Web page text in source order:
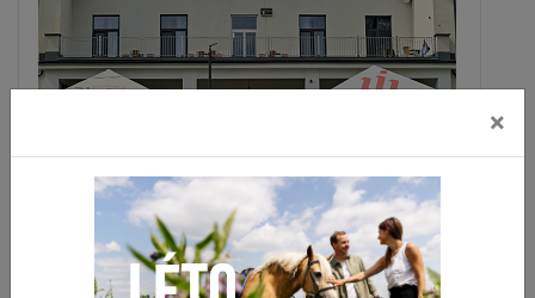
Karavan kemp Zlosin
×